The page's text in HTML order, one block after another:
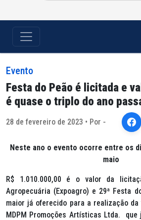
Evento
Festa do Peão é licitada e
é quase o triplo do ano
28 de fevereiro de 2023 • Por -
Neste ano o evento ocorre entre os
maio
R$ 1.010.000,00 é o valor da
Agropecuária (Expoagro) e 29ª Festa
maior já oferecido para a realização
MDPM Promoções Artísticas Ltda.